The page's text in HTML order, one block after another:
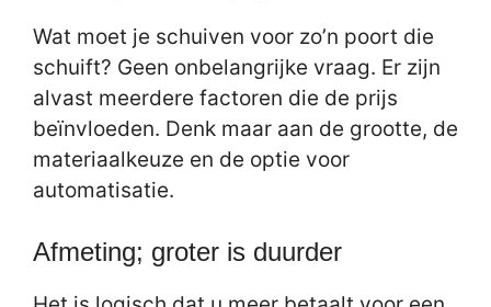
Wat moet je schuiven voor zo’n poort die
schuift? Geen onbelangrijke vraag. Er zijn
alvast meerdere factoren die de prijs
beïnvloeden. Denk maar aan de grootte, de
materiaalkeuze en de optie voor
automatisatie.
Afmeting; groter is duurder